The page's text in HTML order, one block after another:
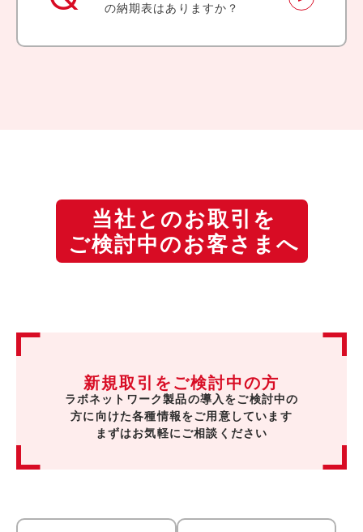
の納期表はありますか？
当社とのお取引を
ご検討中のお客さまへ
新規取引をご検討中の方
ラボネットワーク製品の導入をご検討中の
方に向けた各種情報をご用意しています
まずはお気軽にご相談ください